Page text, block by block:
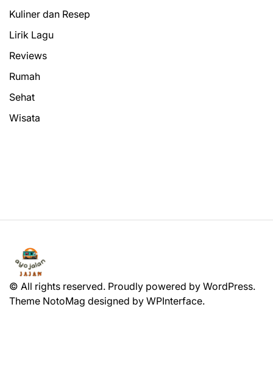
Kuliner dan Resep
Lirik Lagu
Reviews
Rumah
Sehat
Wisata
© All rights reserved. Proudly powered by WordPress.
Theme NotoMag designed by WPInterface.